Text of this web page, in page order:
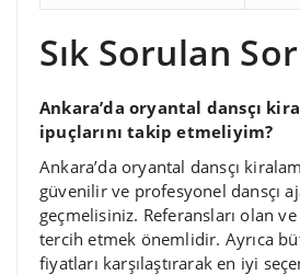
Sık Sorulan
Ankara’da oryantal dansçı
ipuçlarını takip etmeliyim?
Ankara’da oryantal dansçı
güvenilir ve profesyonel dansçı
geçmelisiniz. Referansları olan
tercih etmek önemlidir. Ayrıca
fiyatları karşılaştırarak en iyi